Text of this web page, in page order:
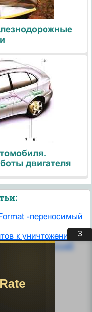
двигателя
-переносимый
к уничтожению".
ПР-служб
слайдов
(α-
2